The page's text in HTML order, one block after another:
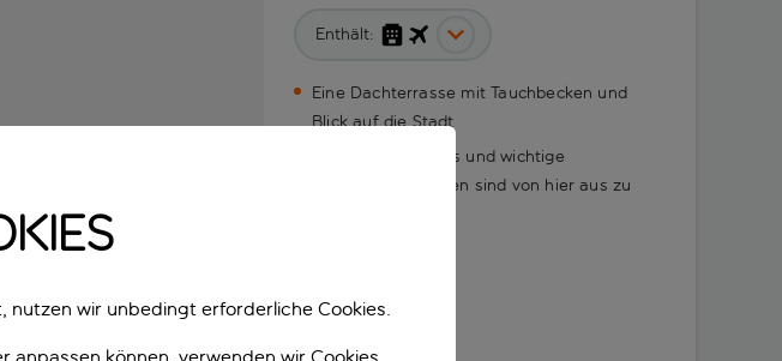
Enthält:
Eine Dachterrasse mit Tauchbecken und
Blick auf die Stadt
Der Bahnhof Sants und wichtige
Sehenswürdigkeiten sind von hier aus zu
wir unbedingt erforderliche Cookies.
anpassen können, verwenden wir Cookies